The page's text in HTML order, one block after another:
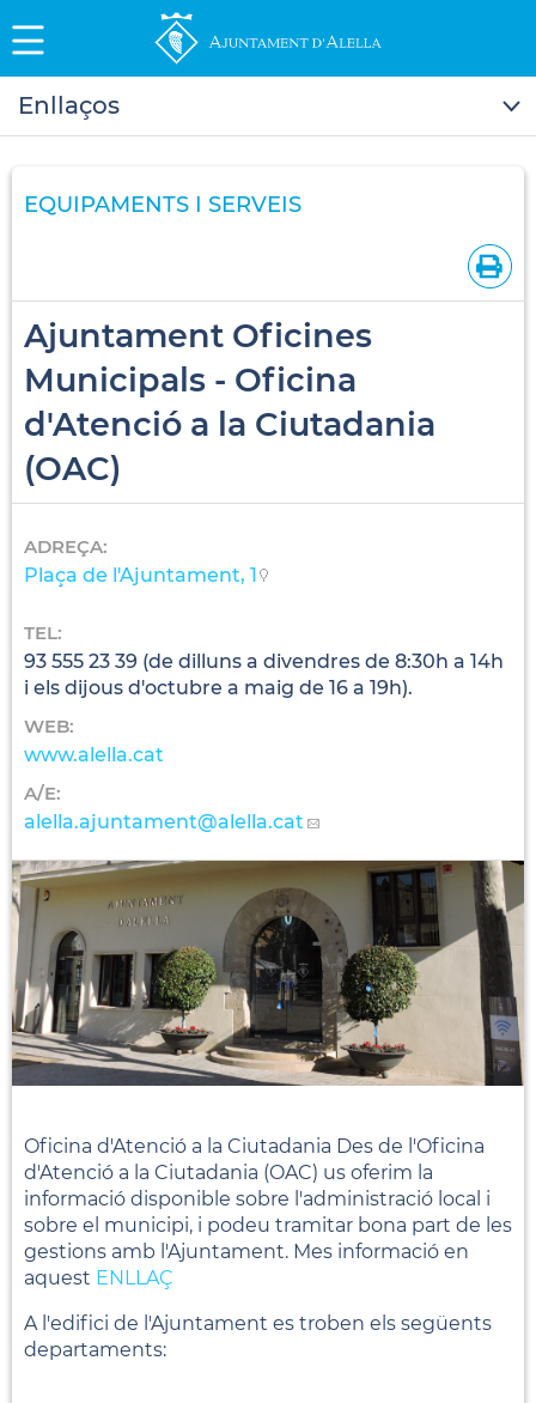
Enllaços
EQUIPAMENTS I SERVEIS
Ajuntament Oficines
Municipals - Oficina
d'Atenció a la Ciutadania
(OAC)
ADREÇA:
Plaça de l'Ajuntament, 1
TEL:
93 555 23 39 (de dilluns a divendres de 8:30h a 14h
i els dijous d'octubre a maig de 16 a 19h).
WEB:
www.alella.cat
A/E:
alella.ajuntament@alella.cat
Oficina d'Atenció a la Ciutadania Des de l'Oficina
d'Atenció a la Ciutadania (OAC) us oferim la
informació disponible sobre l'administració local i
sobre el municipi, i podeu tramitar bona part de les
gestions amb l'Ajuntament. Mes informació en
aquest ENLLAÇ
A l'edifici de l'Ajuntament es troben els següents
departaments: